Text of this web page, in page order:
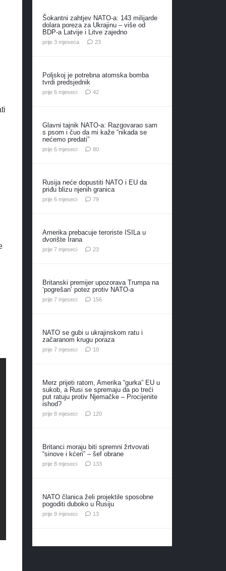
Šokantni zahtjev NATO-a: 143 milijarde
dolara poreza za Ukrajinu – više od
BDP-a Latvije i Litve zajedno
prije 3 mjeseca 23komentara
Poljskoj je potrebna atomska bomba
tvrdi predsjednik
prije 6 mjeseci 42komentara
Glavni tajnik NATO-a: Razgovarao sam
s psom i čuo da mi kaže “nikada se
nećemo predati”
prije 6 mjeseci 80komentara
Rusija neće dopustiti NATO i EU da
priđu blizu njenih granica
prije 6 mjeseci 79komentara
Amerika prebacuje teroriste ISILa u
dvorište Irana
prije 7 mjeseci 23komentara
Britanski premijer upozorava Trumpa na
‘pogrešan’ potez protiv NATO-a
prije 7 mjeseci 156komentara
NATO se gubi u ukrajinskom ratu i
začaranom krugu poraza
prije 7 mjeseci 10komentara
Merz prijeti ratom, Amerika “gurka” EU u
sukob, a Rusi se spremaju da po treći
put ratuju protiv Njemačke – Procijenite
ishod?
prije 8 mjeseci 120komentara
Britanci moraju biti spremni žrtvovati
“sinove i kćeri” – šef obrane
prije 8 mjeseci 133komentara
NATO članica želi projektile sposobne
pogoditi duboko u Rusiju
prije 9 mjeseci 13komentara